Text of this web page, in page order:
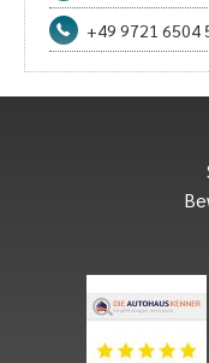
+49 9721 6504